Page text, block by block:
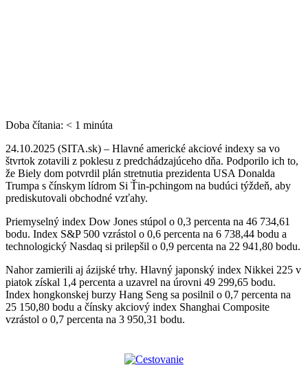
Doba čítania: < 1 minúta
24.10.2025 (SITA.sk) – Hlavné americké akciové indexy sa vo
štvrtok zotavili z poklesu z predchádzajúceho dňa. Podporilo ich to,
že Biely dom potvrdil plán stretnutia prezidenta USA Donalda
Trumpa s čínskym lídrom Si Ťin-pchingom na budúci týždeň, aby
prediskutovali obchodné vzťahy.
Priemyselný index Dow Jones stúpol o 0,3 percenta na 46 734,61
bodu. Index S&P 500 vzrástol o 0,6 percenta na 6 738,44 bodu a
technologický Nasdaq si prilepšil o 0,9 percenta na 22 941,80 bodu.
Nahor zamierili aj ázijské trhy. Hlavný japonský index Nikkei 225 v
piatok získal 1,4 percenta a uzavrel na úrovni 49 299,65 bodu.
Index hongkonskej burzy Hang Seng sa posilnil o 0,7 percenta na
25 150,80 bodu a čínsky akciový index Shanghai Composite
vzrástol o 0,7 percenta na 3 950,31 bodu.